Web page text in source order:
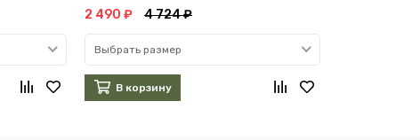
2 490 ₽ 4 724 ₽
Выбрать размер
В корзину